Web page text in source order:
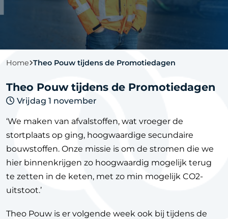
Home Theo Pouw tijdens de Promotiedagen
Theo Pouw tijdens de Promotiedagen
Vrijdag 1 november
‘We maken van afvalstoffen, wat vroeger de
stortplaats op ging, hoogwaardige secundaire
bouwstoffen. Onze missie is om de stromen die we
hier binnenkrijgen zo hoogwaardig mogelijk terug
te zetten in de keten, met zo min mogelijk CO2-
uitstoot.’
Theo Pouw is er volgende week ook bij tijdens de